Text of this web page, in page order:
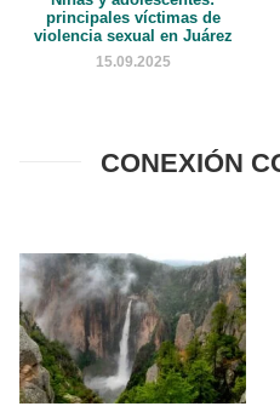
principales víctimas de
violencia sexual en Juárez
15.09.2025
CONEXIÓN